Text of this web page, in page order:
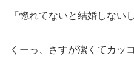
「惚れてないと結婚しない
くーっ、さすが潔くてカッ